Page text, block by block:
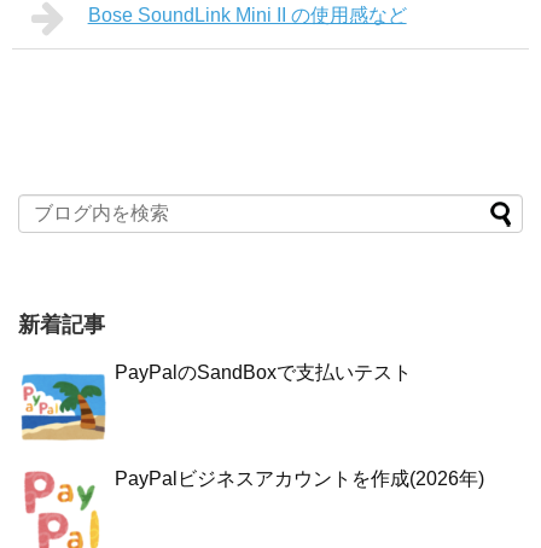
Bose SoundLink Mini II の使用感など
新着記事
PayPalのSandBoxで支払いテスト
PayPalビジネスアカウントを作成(2026年)